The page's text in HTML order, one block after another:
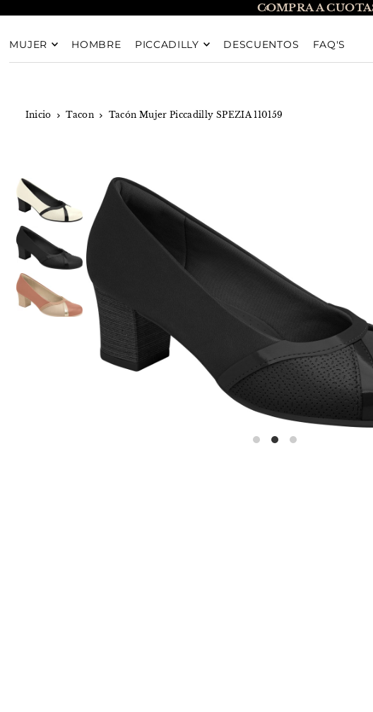
TRANSLATION MISSING: ES.ACCESSIBILITY.SKIP_TO_TEXT
COMPRA A
MUJER HOMBRE PICCADILLY DESCUENTOS FAQ'S
Inicio Tacon Tacón Mujer Piccadilly SPEZIA 110159